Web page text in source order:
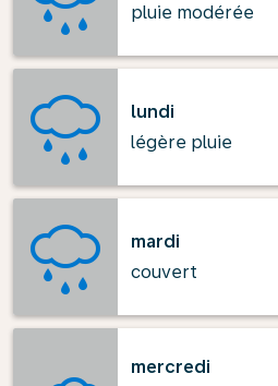
pluie modérée
lundi
légère pluie
mardi
couvert
mercredi